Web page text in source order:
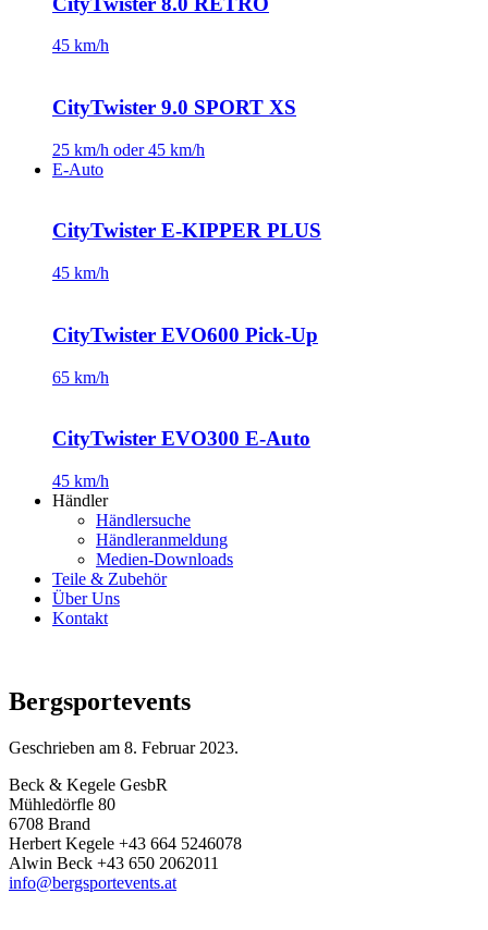
45 km/h
CityTwister 9.0 SPORT XS
25 km/h oder 45 km/h
E-Auto
CityTwister E-KIPPER PLUS
45 km/h
CityTwister EVO600 Pick-Up
65 km/h
CityTwister EVO300 E-Auto
45 km/h
Händler
Händlersuche
Händleranmeldung
Medien-Downloads
Teile & Zubehör
Über Uns
Kontakt
Bergsportevents
Geschrieben am 8. Februar 2023.
Beck & Kegele GesbR
Mühledörfle 80
6708 Brand
Herbert Kegele +43 664 5246078
Alwin Beck +43 650 2062011
info@bergsportevents.at